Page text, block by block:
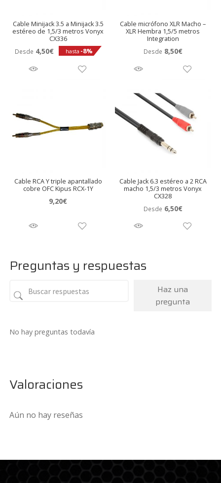
Cable Minijack 3.5 a Minijack 3.5
estéreo de 1,5/3 metros Vonyx
CX336
Desde 4,50€ hasta -8%
Cable micrófono XLR Macho –
XLR Hembra 1,5/5 metros
Integration
Desde 8,50€
Cable RCA Y triple apantallado
cobre OFC Kipus RCX-1Y
9,20€
Cable Jack 6.3 estéreo a 2 RCA
macho 1,5/3 metros Vonyx
CX328
Desde 6,50€
Preguntas y respuestas
Haz una
pregunta
No hay preguntas todavía
Valoraciones
Aún no hay reseñas